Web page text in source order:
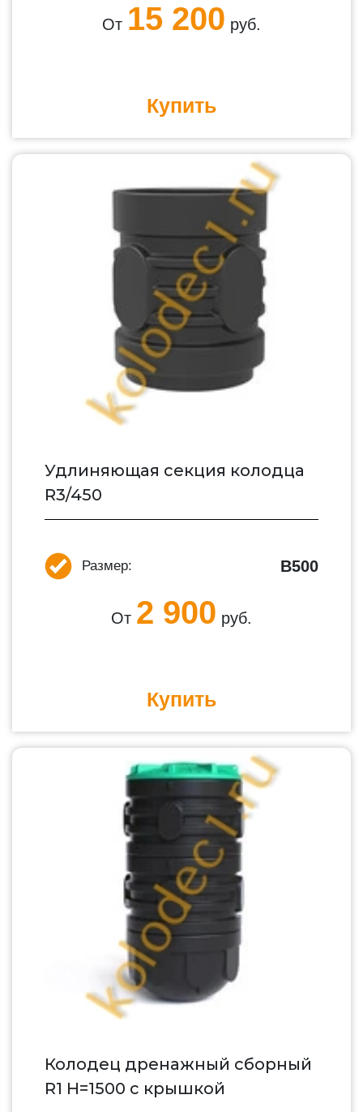
От 15 200 руб.
Купить
Удлиняющая секция колодца
R3/450
Размер: В500
От 2 900 руб.
Купить
Колодец дренажный сборный
R1 H=1500 c крышкой